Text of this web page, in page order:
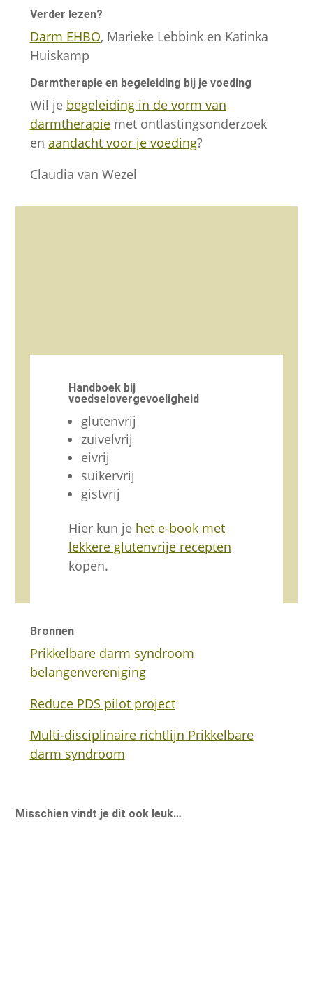
Verder lezen?
Darm EHBO, Marieke Lebbink en Katinka
Huiskamp
Darmtherapie en begeleiding bij je voeding
Wil je begeleiding in de vorm van
darmtherapiemet ontlastingsonderzoek
en aandacht voor je voeding?
Claudia van Wezel
Handboek bij
voedselovergevoeligheid
glutenvrij
zuivelvrij
eivrij
suikervrij
gistvrij
Hier kun je het e-book met
lekkere glutenvrije recepten
kopen.
Bronnen
Prikkelbare darm syndroom
belangenvereniging
Reduce PDS pilot project
Multi-disciplinaire richtlijn Prikkelbare
darm syndroom
Misschien vindt je dit ook leuk…